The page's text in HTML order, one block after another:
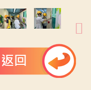
返回